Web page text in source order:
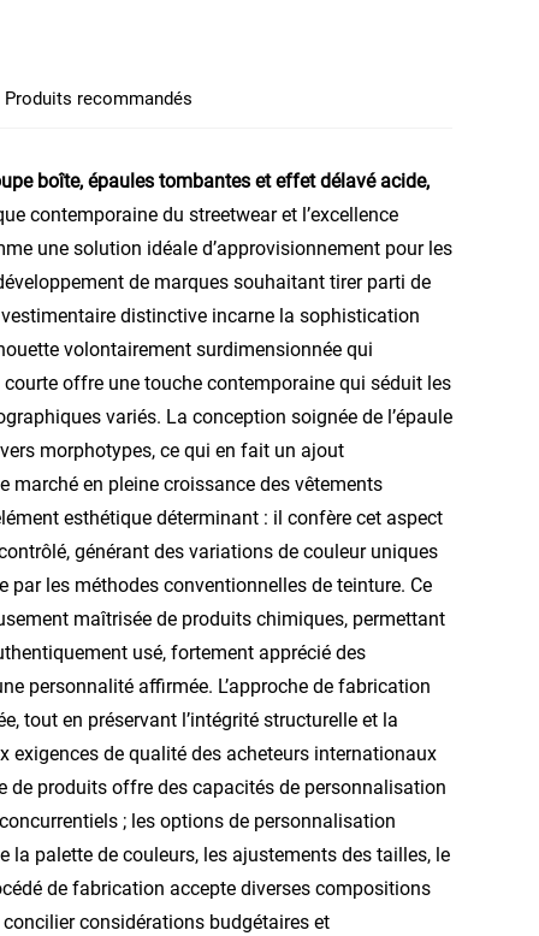
Produits recommandés
boîte, épaules tombantes et effet délavé acide,
contemporaine du streetwear et l’excellence
une solution idéale d’approvisionnement pour les
de marques souhaitant tirer parti de
distinctive incarne la sophistication
volontairement surdimensionnée qui
courte offre une touche contemporaine qui séduit les
variés. La conception soignée de l’épaule
morphotypes, ce qui en fait un ajout
en pleine croissance des vêtements
esthétique déterminant : il confère cet aspect
générant des variations de couleur uniques
les méthodes conventionnelles de teinture. Ce
maîtrisée de produits chimiques, permettant
usé, fortement apprécié des
personnalité affirmée. L’approche de fabrication
tout en préservant l’intégrité structurelle et la
de qualité des acheteurs internationaux
produits offre des capacités de personnalisation
; les options de personnalisation
palette de couleurs, les ajustements des tailles, le
de fabrication accepte diverses compositions
considérations budgétaires et